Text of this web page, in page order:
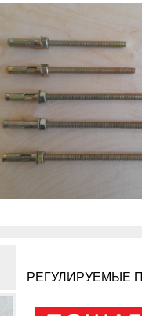
РЕГУЛИРУЕМЫЕ